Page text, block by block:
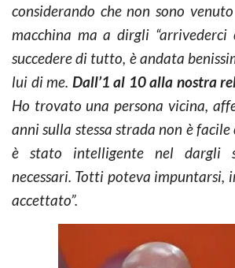
considerando che non sono
macchina ma a dirgli “arrivederci
succedere di tutto, è andata
lui di me. Dall’1 al 10 alla nostra
Ho trovato una persona vicina,
anni sulla stessa strada non è
è stato intelligente nel dargli
necessari. Totti poteva impuntarsi,
accettato”.